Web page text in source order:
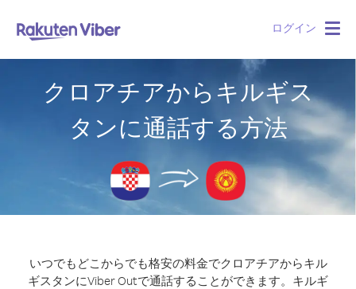
ログイン
クロアチアからキルギス
タンに通話する方法
いつでもどこからでも格安の料金でクロアチアからキル
ギスタンにViber Outで通話することができます。 キルギ